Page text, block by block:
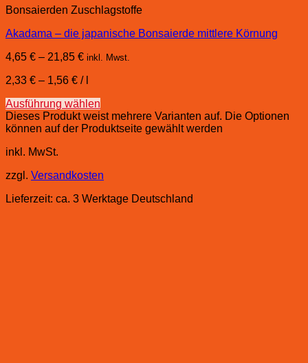
Bonsaierden Zuschlagstoffe
Akadama – die japanische Bonsaierde mittlere Körnung
4,65 € – 21,85 € inkl. Mwst.
2,33 € – 1,56 € /
Ausführung wählen
Dieses Produkt weist mehrere Varianten auf. Die Optionen
können auf der Produktseite gewählt werden
inkl. MwSt.
zzgl. Versandkosten
Lieferzeit: ca. 3 Werktage Deutschland